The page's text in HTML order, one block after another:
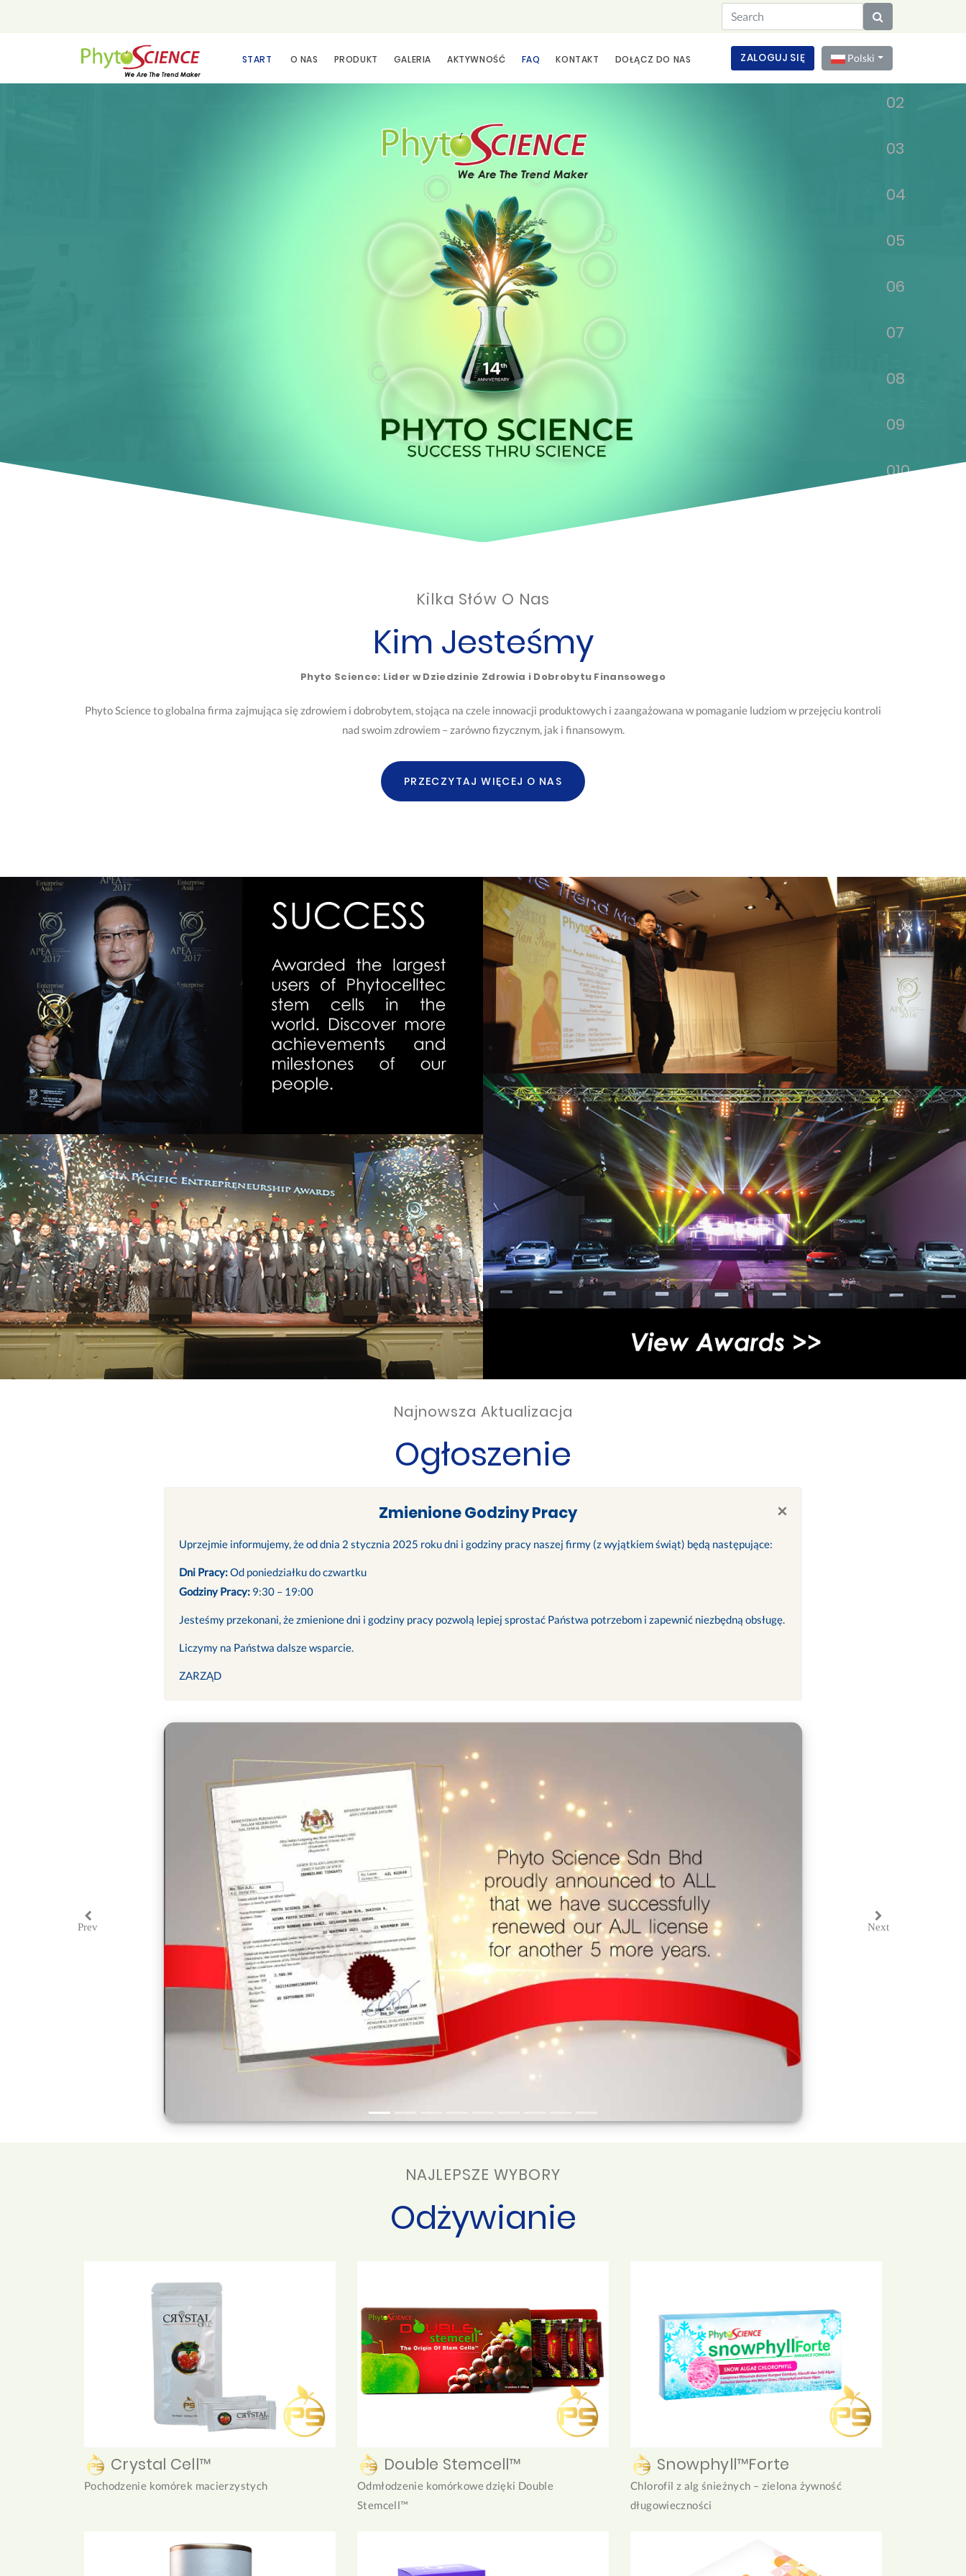
START O NAS PRODUKT GALERIA AKTYWNOŚĆ FAQ KONTAKT DOŁĄCZ DO NAS ZALOGUJ SIĘ Polski
03
04
05
06
07
08
09
010
Kilka Słów O Nas
Kim Jesteśmy
Phyto Science: Lider w Dziedzinie Zdrowia i Dobrobytu Finansowego
Phyto Science to globalna firma zajmująca się zdrowiem i dobrobytem, stojąca na czele innowacji produktowych i zaangażowana w pomaganie ludziom w przejęciu kontroli
nad swoim zdrowiem – zarówno fizycznym, jak i finansowym.
PRZECZYTAJ WIĘCEJ O NAS
Najnowsza Aktualizacja
Ogłoszenie
×
Zmienione Godziny Pracy
Uprzejmie informujemy, że od dnia 2 stycznia 2025 roku dni i godziny pracy naszej firmy (z wyjątkiem świąt) będą następujące:
Dni Pracy:Od poniedziałku do czwartku
Godziny Pracy: 9:30 – 19:00
Jesteśmy przekonani, że zmienione dni i godziny pracy pozwolą lepiej sprostać Państwa potrzebom i zapewnić niezbędną obsługę.
Liczymy na Państwa dalsze wsparcie.
ZARZĄD
PrevPrevious Next
Next
NAJLEPSZE WYBORY
Odżywianie
Crystal Cell™
Pochodzenie komórek macierzystych
Double Stemcell™
Odmłodzenie komórkowe dzięki Double
Stemcell™
Snowphyll™Forte
Chlorofil z alg śnieżnych – zielona żywność
długowieczności